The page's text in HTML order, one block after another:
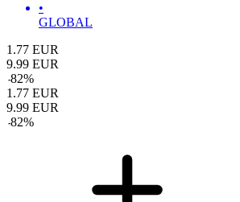
•
GLOBAL
1.77 EUR
9.99 EUR
-82%
1.77 EUR
9.99 EUR
-82%